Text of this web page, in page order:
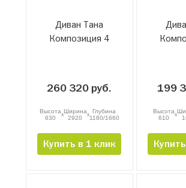
Диван Тана
Композиция 4
260 320 руб.
Высота
630
xШирина
2920
x Глубина
1180/1660
Купить в 1 клик
199
Высота
610
x